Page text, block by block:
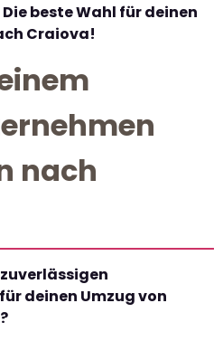
beste Wahl für deinen
Craiova!
nach
deinen Umzug von